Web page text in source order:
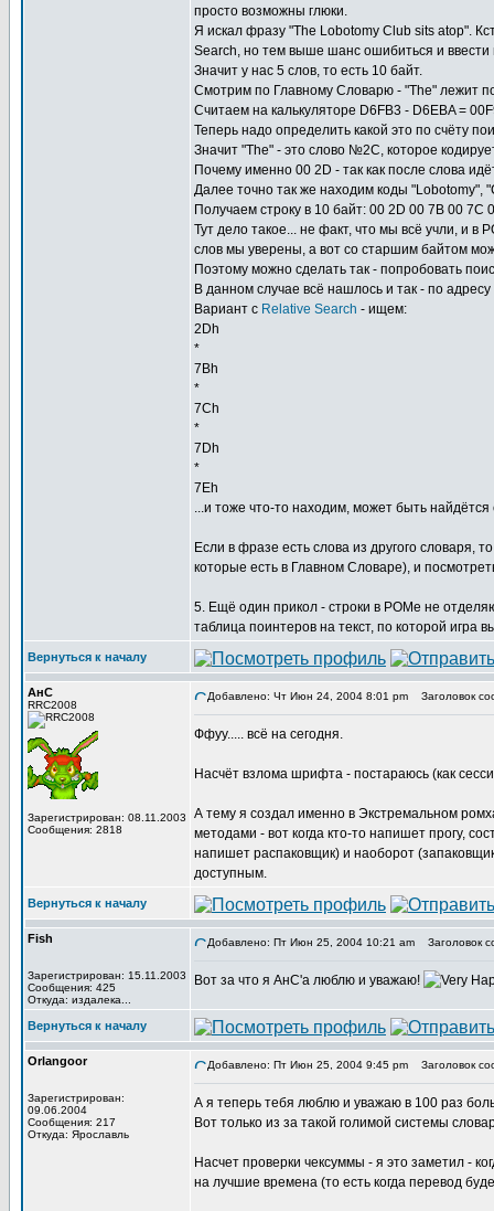
просто возможны глюки.
Я искал фразу "The Lobotomy Club sits atop".
Search, но тем выше шанс ошибиться и ввести
Значит у нас 5 слов, то есть 10 байт.
Смотрим по Главному Словарю - "The" лежит
Считаем на калькуляторе D6FB3 - D6EBA =
Теперь надо определить какой это по счёту
Значит "The" - это слово №2C, которое
Почему именно 00 2D - так как после слова
Далее точно так же находим коды "Lobotomy",
Получаем строку в 10 байт: 00 2D 00 7B 00 7C
Тут дело такое... не факт, что мы всё учли, и
слов мы уверены, а вот со старшим байтом
Поэтому можно сделать так - попробовать
В данном случае всё нашлось и так - по адресу
Вариант с Relative Search - ищем:
2Dh
*
7Bh
*
7Ch
*
7Dh
*
7Eh
...и тоже что-то находим, может быть
Если в фразе есть слова из другого словаря,
которые есть в Главном Словаре), и
5. Ещё один прикол - строки в РОМе не
таблица поинтеров на текст, по которой игра
Вернуться к началу
АнС
RRC2008
Зарегистрирован: 08.11.2003
Сообщения: 2818
Добавлено: Чт Июн 24, 2004 8:01 pm Заголовок
Ффуу..... всё на сегодня.
Насчёт взлома шрифта - постараюсь (как
А тему я создал именно в Экстремальном
методами - вот когда кто-то напишет прогу,
напишет распаковщик) и наоборот
доступным.
Вернуться к началу
Fish
Зарегистрирован: 15.11.2003
Сообщения: 425
Откуда: издалека...
Добавлено: Пт Июн 25, 2004 10:21 am Заголовок
Вот за что я АнС'а люблю и уважаю!
Вернуться к началу
Orlangoor
Зарегистрирован:
09.06.2004
Сообщения: 217
Откуда: Ярославль
Добавлено: Пт Июн 25, 2004 9:45 pm Заголовок
А я теперь тебя люблю и уважаю в 100 раз
Вот только из за такой голимой системы
Насчет проверки чексуммы - я это заметил -
на лучшие времена (то есть когда перевод